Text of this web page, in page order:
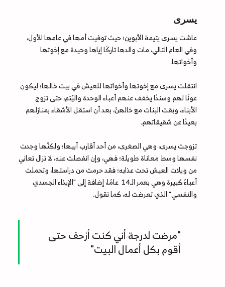
يسرى
عاشت يسرى يتيمة الأبوين؛ حيث توفيت أمها في عامها الأول،
وفي العام التالي، مات والدها تاركَا إياها وحيدة مع إخوتها
وأخواتها.
انتقلت يسرى مع إخوتها وأخواتها للعيش في بيت خالها؛ ليكون
عونًا لهم وسندًا يخفف عنهم أعباء الوحدة واليُتم، حتى تزوج
الأبناء، وبقت البنات مع خالهنّ، بعد أن استقل الأشقاء بمنازلهم
بعيدًا عن شقيقاتهم.
تزوجت يسرى، وهي الصغرى، من أحد أقارب أبيها؛ ولكنّها وجدت
نفسها وسط معاناة طويلة؛ فهي، وإن انفصلت عنه، لا تزال تعاني
من ويلات العيش تحت عذابه؛ فقد حرمت من دراستها، وتحملت
أعباءً كبيرة وهي بعمر الـ14 عامًا، إضافة إلى "الإيذاء الجسدي
والنفسي" الذي تعرضت له، كما تقول.
"مرضت لدرجة أني كنت أزحف حتى
أقوم بكل أعمال البيت"